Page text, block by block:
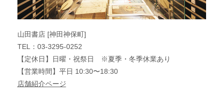
山田書店 [神田神保町]
TEL：03-3295-0252
【定休日】日曜・祝祭日 ※夏季・冬季休業あり
【営業時間】平日 10:30〜18:30
店舗紹介ページ